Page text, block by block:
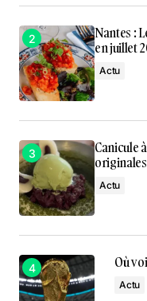
Nantes :
en juillet
Actu
Canicule
Actu
Où
Actu